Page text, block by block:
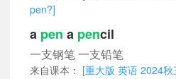
pen?]
a pen a pencil
一支钢笔 一支铅笔
来自课本： [重大版 英语 2024